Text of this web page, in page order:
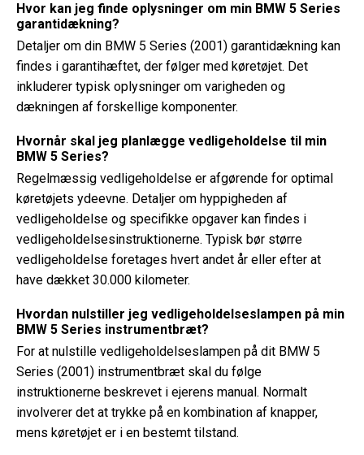
Hvor kan jeg finde oplysninger om min BMW 5 Series
garantidækning?
Detaljer om din BMW 5 Series (2001) garantidækning kan
findes i garantihæftet, der følger med køretøjet. Det
inkluderer typisk oplysninger om varigheden og
dækningen af ​​forskellige komponenter.
Hvornår skal jeg planlægge vedligeholdelse til min
BMW 5 Series?
Regelmæssig vedligeholdelse er afgørende for optimal
køretøjets ydeevne. Detaljer om hyppigheden af ​​
vedligeholdelse og specifikke opgaver kan findes i
vedligeholdelsesinstruktionerne. Typisk bør større
vedligeholdelse foretages hvert andet år eller efter at
have dækket 30.000 kilometer.
Hvordan nulstiller jeg vedligeholdelseslampen på min
BMW 5 Series instrumentbræt?
For at nulstille vedligeholdelseslampen på dit BMW 5
Series (2001) instrumentbræt skal du følge
instruktionerne beskrevet i ejerens manual. Normalt
involverer det at trykke på en kombination af knapper,
mens køretøjet er i en bestemt tilstand.